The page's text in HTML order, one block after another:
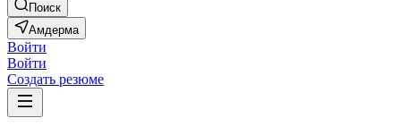
Поиск
Амдерма
Войти
Войти
Создать резюме